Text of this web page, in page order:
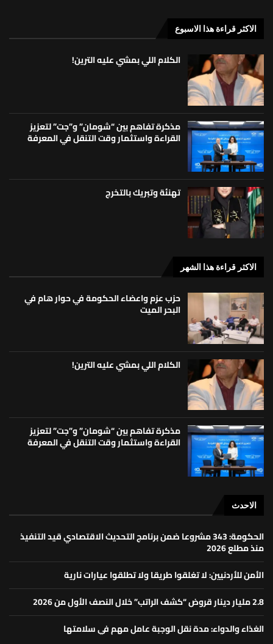
الاكثر قراءة هذا الاسبوع
الكلام اللي بمشي عليه الترين!
مذكرة تفاهم بين “شومان” و”جت” لتعزيز
القراءة واستثمار وقت التنقل في المعرفة
تهنئة وتبريك بالتخرج
الاكثر قراءة هذا الشهر
حزب عزم واعضاء الحكومة في حوار هام في
البحر الميت
الكلام اللي بمشي عليه الترين!
مذكرة تفاهم بين “شومان” و”جت” لتعزيز
القراءة واستثمار وقت التنقل في المعرفة
الاحدث
الحكومة: 343 مشروعا ضمن برنامج التحديث الاقتصادي قيد التنفيذ
منذ مطلع 2026
الأمن للأردنيين: لا تغلقوا طريقا ولا تطلقوا عيارات نارية
2.8 مليار دينار قروض “كشف الراتب” خلال النصف الأول من 2026
الغذاء والدواء: مدة نقل الوجبة عامل مهم في سلامتها